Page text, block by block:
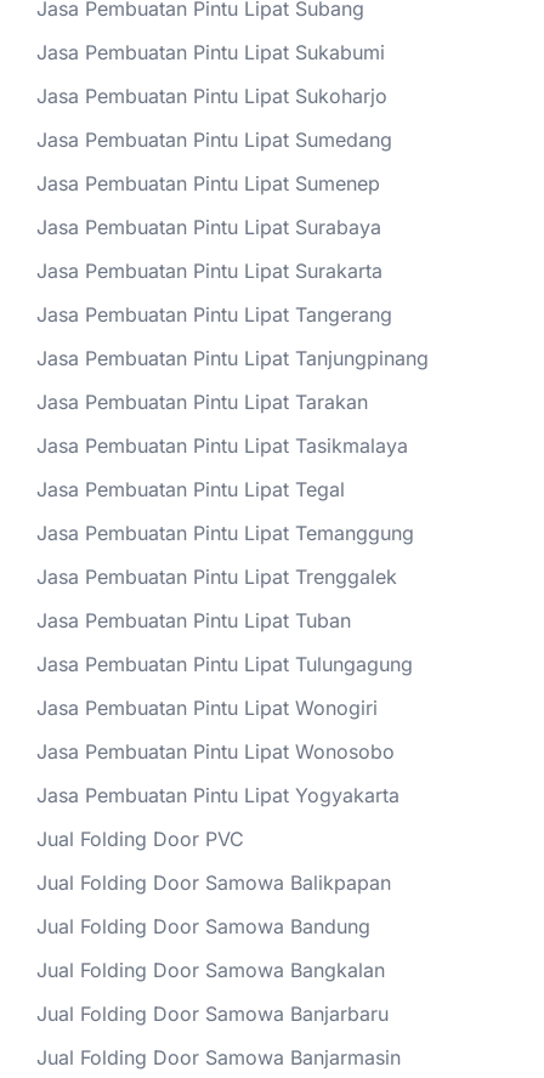
Jasa Pembuatan Pintu Lipat Subang
Jasa Pembuatan Pintu Lipat Sukabumi
Jasa Pembuatan Pintu Lipat Sukoharjo
Jasa Pembuatan Pintu Lipat Sumedang
Jasa Pembuatan Pintu Lipat Sumenep
Jasa Pembuatan Pintu Lipat Surabaya
Jasa Pembuatan Pintu Lipat Surakarta
Jasa Pembuatan Pintu Lipat Tangerang
Jasa Pembuatan Pintu Lipat Tanjungpinang
Jasa Pembuatan Pintu Lipat Tarakan
Jasa Pembuatan Pintu Lipat Tasikmalaya
Jasa Pembuatan Pintu Lipat Tegal
Jasa Pembuatan Pintu Lipat Temanggung
Jasa Pembuatan Pintu Lipat Trenggalek
Jasa Pembuatan Pintu Lipat Tuban
Jasa Pembuatan Pintu Lipat Tulungagung
Jasa Pembuatan Pintu Lipat Wonogiri
Jasa Pembuatan Pintu Lipat Wonosobo
Jasa Pembuatan Pintu Lipat Yogyakarta
Jual Folding Door PVC
Jual Folding Door Samowa Balikpapan
Jual Folding Door Samowa Bandung
Jual Folding Door Samowa Bangkalan
Jual Folding Door Samowa Banjarbaru
Jual Folding Door Samowa Banjarmasin